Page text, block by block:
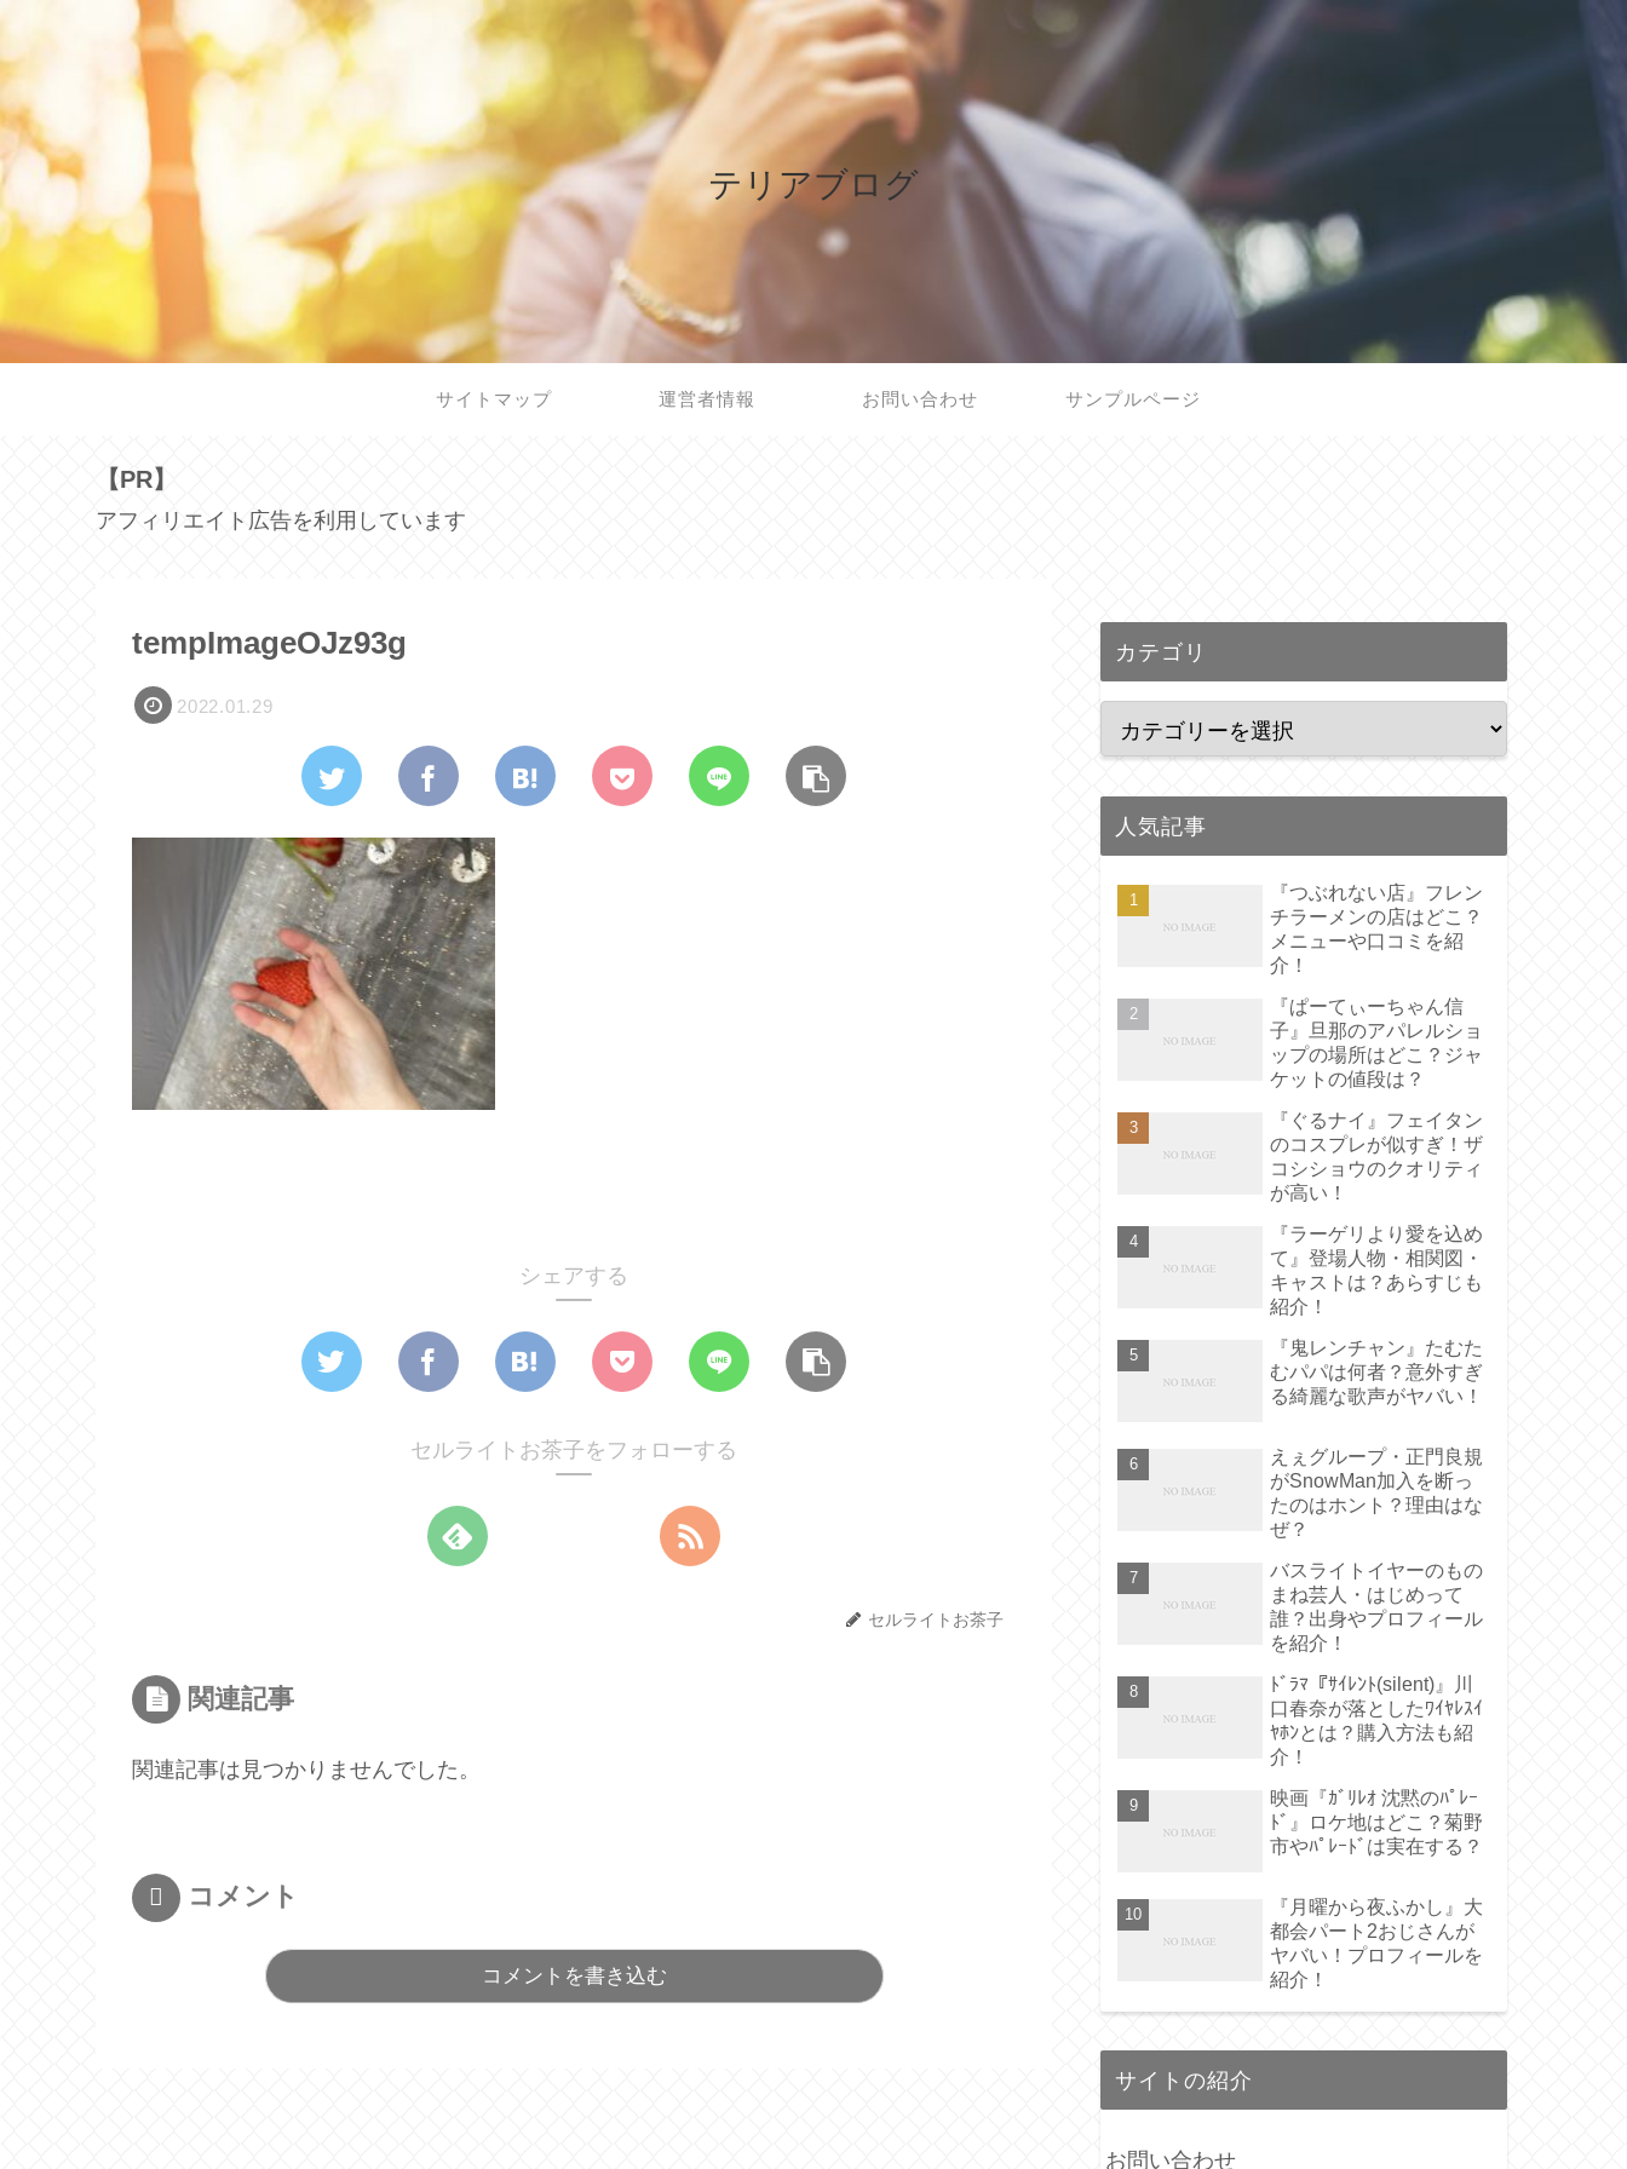
テリアブログ
サイトマップ 運営者情報 お問い合わせ サンプルページ
【PR】
アフィリエイト広告を利用しています
tempImageOJz93g
2022.01.29
シェアする
セルライトお茶子をフォローする
セルライトお茶子
関連記事
関連記事は見つかりませんでした。
コメント
コメントを書き込む
カテゴリ
人気記事
『つぶれない店』フレン
チラーメンの店はどこ？
メニューや口コミを紹
介！
『ぱーてぃーちゃん信
子』旦那のアパレルショ
ップの場所はどこ？ジャ
ケットの値段は？
『ぐるナイ』フェイタン
のコスプレが似すぎ！ザ
コシショウのクオリティ
が高い！
『ラーゲリより愛を込め
て』登場人物・相関図・
キャストは？あらすじも
紹介！
『鬼レンチャン』たむた
むパパは何者？意外すぎ
る綺麗な歌声がヤバい！
えぇグループ・正門良規
がSnowMan加入を断っ
たのはホント？理由はな
ぜ？
バスライトイヤーのもの
まね芸人・はじめって
誰？出身やプロフィール
を紹介！
ﾄﾞﾗﾏ『ｻｲﾚﾝﾄ(silent)』川
口春奈が落としたﾜｲﾔﾚｽｲ
ﾔﾎﾝとは？購入方法も紹
介！
映画『ｶﾞﾘﾚｵ 沈黙のﾊﾟﾚｰ
ﾄﾞ』ロケ地はどこ？菊野
市やﾊﾟﾚｰﾄﾞは実在する？
『月曜から夜ふかし』大
都会パート2おじさんが
ヤバい！プロフィールを
紹介！
サイトの紹介
お問い合わせ